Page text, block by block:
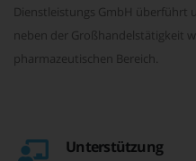
Dienstleistungs GmbH überführt
neben der Großhandelstätigkeit
pharmazeutischen Bereich.
Unterstützung